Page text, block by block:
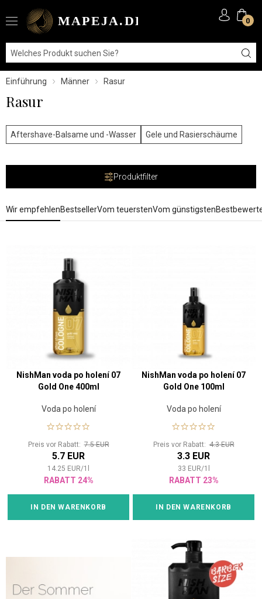
0
Einführung Männer Rasur
Rasur
Aftershave-Balsame und -Wasser Gele und Rasierschäume
Produktfilter
Wir empfehlenBestsellerVom teuerstenVom günstigsten
NishMan voda po holení 07
Gold One 400ml
Voda po holení
Preis vor Rabatt:7.5 EUR
5.7 EUR
14.25 EUR/1
RABATT 24%
IN DEN WARENKORB
NishMan voda po holení 07
Gold One 100ml
Voda po holení
Preis vor Rabatt:4.3 EUR
3.3 EUR
33 EUR/1
RABATT 23%
IN DEN WARENKORB